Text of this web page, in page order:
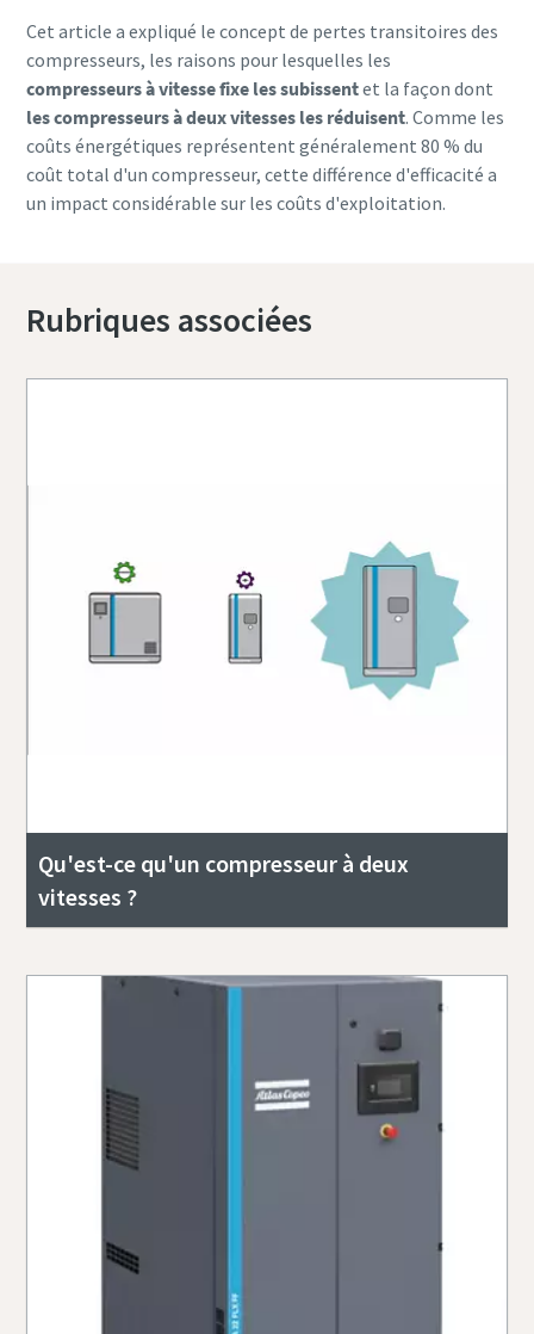
Cet article a expliqué le concept de pertes transitoires des
compresseurs, les raisons pour lesquelles les
compresseurs à vitesse fixe les subissentet la façon dont
les compresseurs à deux vitesses les réduisent. Comme les
coûts énergétiques représentent généralement 80 % du
coût total d'un compresseur, cette différence d'efficacité a
un impact considérable sur les coûts d'exploitation.
Rubriques associées
Qu'est-ce qu'un compresseur à deux
vitesses ?